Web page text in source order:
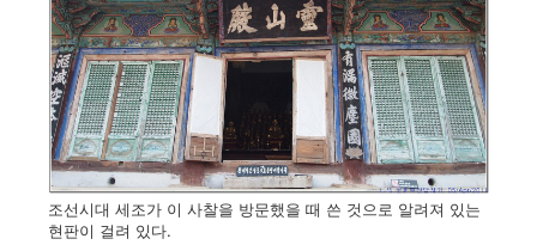
조선시대 세조가 이 사찰을 방문했을 때 쓴 것으로 알려져 있는
현판이 걸려 있다.